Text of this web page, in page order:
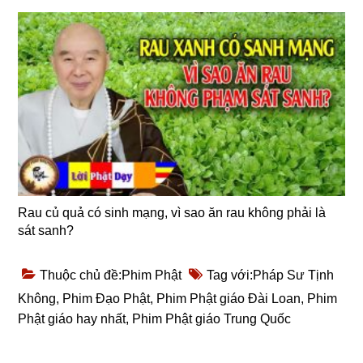
Rau củ quả có sinh mạng, vì sao ăn rau không phải là
sát sanh?
Thuộc chủ đề:Phim Phật Tag với:Pháp Sư Tịnh
Không, Phim Đạo Phật, Phim Phật giáo Đài Loan, Phim
Phật giáo hay nhất, Phim Phật giáo Trung Quốc